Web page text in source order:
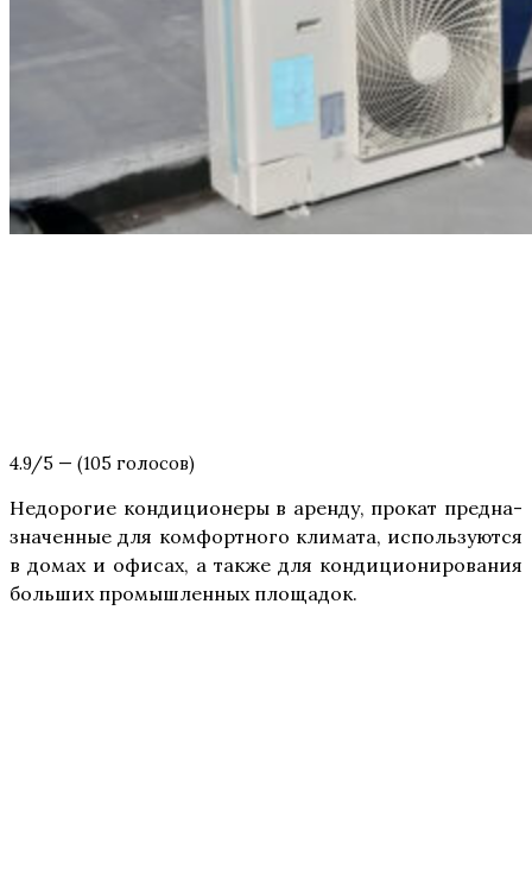
СЕЙЧАС МЫ РАБОТАЕМ
+7 (964) 526-05-54
4.9/5 — (105 голосов)
Недо­ро­гие кон­ди­ци­о­не­ры в арен­ду, про­кат пред­на­
зна­чен­ные для ком­форт­но­го кли­ма­та, исполь­зу­ют­ся
в домах и офи­сах, а так­же для кон­ди­ци­о­ни­ро­ва­ния
боль­ших про­мыш­лен­ных площадок.